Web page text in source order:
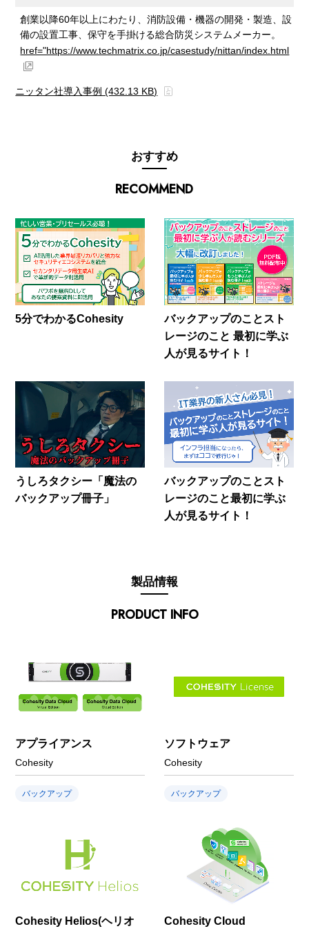
創業以降60年以上にわたり、消防設備・機器の開発・製造、設
備の設置工事、保守を手掛ける総合防災システムメーカー。
href="https://www.techmatrix.co.jp/casestudy/nittan/index.html
ニッタン社導入事例 (432.13 KB)
RECOMMEND
おすすめ
5分でわかるCohesity
バックアップのことスト
レージのこと 最初に学ぶ
人が見るサイト！
うしろタクシー「魔法の
バックアップ冊子」
バックアップのことスト
レージのこと最初に学ぶ
人が見るサイト！
PRODUCT INFO
製品情報
アプライアンス
Cohesity
バックアップ
ソフトウェア
Cohesity
バックアップ
Cohesity Helios(ヘリオ
Cohesity Cloud